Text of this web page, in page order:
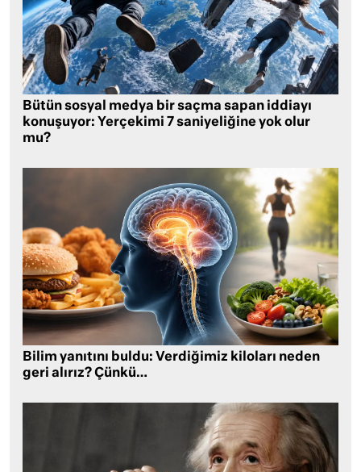
Bütün sosyal medya bir saçma sapan iddiayı
konuşuyor: Yerçekimi 7 saniyeliğine yok olur
mu?
Bilim yanıtını buldu: Verdiğimiz kiloları neden
geri alırız? Çünkü…